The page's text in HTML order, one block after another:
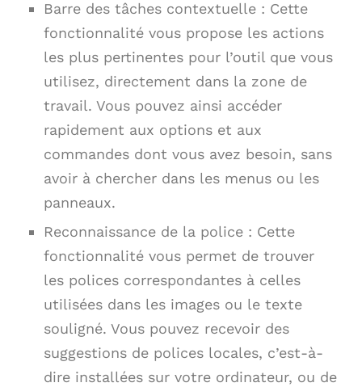
Barre des tâches contextuelle : Cette
fonctionnalité vous propose les actions
les plus pertinentes pour l’outil que vous
utilisez, directement dans la zone de
travail. Vous pouvez ainsi accéder
rapidement aux options et aux
commandes dont vous avez besoin, sans
avoir à chercher dans les menus ou les
panneaux.
Reconnaissance de la police : Cette
fonctionnalité vous permet de trouver
les polices correspondantes à celles
utilisées dans les images ou le texte
souligné. Vous pouvez recevoir des
suggestions de polices locales, c’est-à-
dire installées sur votre ordinateur, ou de